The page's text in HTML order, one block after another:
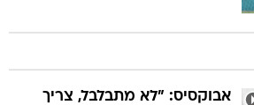
אבוקסיס: "לא מתבלבל, צריך